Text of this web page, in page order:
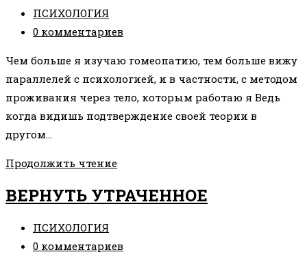
Рубрика
записи:
ПСИХОЛОГИЯ
Комментарии
записи:
0 комментариев
Чем больше я изучаю гомеопатию, тем больше вижу
параллелей с психологией, и в частности, с методом
проживания через тело, которым работаю я Ведь
когда видишь подтверждение своей теории в
другом…
Продолжить чтениеГОМЕОПАТИЯ
ПСИХОЛОГИЯ
ВЕРНУТЬ УТРАЧЕННОЕ
Рубрика
записи:
ПСИХОЛОГИЯ
Комментарии
0 комментариев